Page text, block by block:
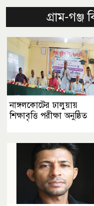
গ্রাম-
নাঙ্গলকোটের ঢালুয়ায়
শিক্ষাবৃত্তি পরীক্ষা অনুষ্ঠিত